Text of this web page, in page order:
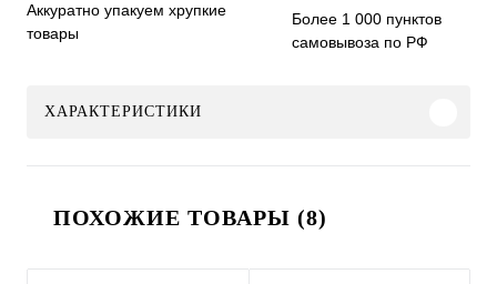
Аккуратно упакуем хрупкие
товары
Более 1 000 пунктов
самовывоза по РФ
ХАРАКТЕРИСТИКИ
ПОХОЖИЕ ТОВАРЫ (8)